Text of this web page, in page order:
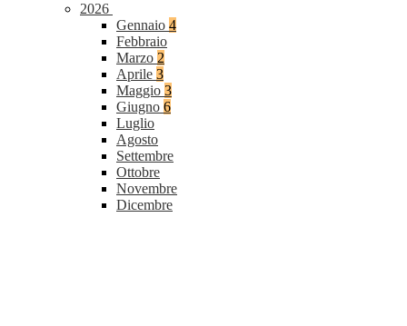
2026
Gennaio 4
Febbraio
Marzo 2
Aprile 3
Maggio 3
Giugno 6
Luglio
Agosto
Settembre
Ottobre
Novembre
Dicembre